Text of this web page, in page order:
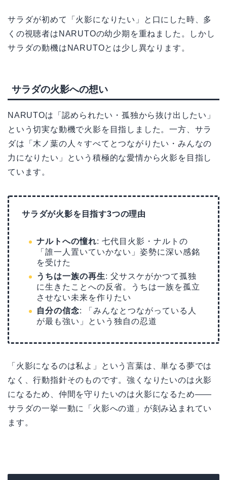
サラダが初めて「火影になりたい」と口にした時、多
くの視聴者はNARUTOの幼少期を重ねました。しかし
サラダの動機はNARUTOとは少し異なります。
サラダの火影への想い
NARUTOは「認められたい・孤独から抜け出したい」
という切実な動機で火影を目指しました。一方、サラ
ダは「木ノ葉の人々すべてとつながりたい・みんなの
力になりたい」という積極的な愛情から火影を目指し
ています。
サラダが火影を目指す3つの理由
ナルトへの憧れ: 七代目火影・ナルトの
「誰一人置いていかない」姿勢に深い感銘
を受けた
うちは一族の再生: 父サスケがかつて孤独
に生きたことへの反省。うちは一族を孤立
させない未来を作りたい
自分の信念: 「みんなとつながっている人
が最も強い」という独自の忍道
「火影になるのは私よ」という言葉は、単なる夢では
なく、行動指針そのものです。強くなりたいのは火影
になるため、仲間を守りたいのは火影になるため——
サラダの一挙一動に「火影への道」が刻み込まれてい
ます。